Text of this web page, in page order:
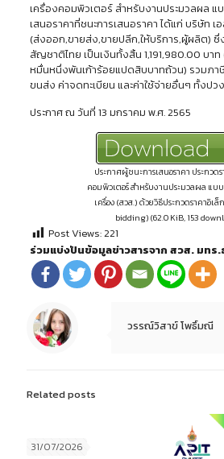
เครื่องคอมพิวเตอร์ สำหรับงานประมวลผล แ
เสนอราคาที่ชนะการเสนอราคา ได้แก่ บริษัท เ
(ส่งออก,ขายส่ง,ขายปลีก,ให้บริการ,ผู้ผลิต) ซึ่
สัญชาติไทย เป็นเงินทั้งสิ้น 1,191,980.00 บา
หมื่นหนึ่งพันเก้าร้อยแปดสิบบาทถ้วน) รวมภา
ขนส่ง ค่าจดทะเบียน และค่าใช้จ่ายอื่นๆ ทั้งปวง
ประกาศ ณ วันที่ 13 มกราคม พ.ศ. 2565
ประกาศผู้ชนะการเสนอราคา ประกวด
คอมพิวเตอร์ สำหรับงานประมวลผล แบ
เครื่อง (สวส.) ด้วยวิธีประกวดราคาอิเ
bidding) (62.0 KiB, 153
Post Views:221
ร่วมแบ่งปันข้อมูลข่าวสารจาก สวส. มทร
วรรณ์วิสาข์ โพธิ์มณี
Related posts
31/07/2026